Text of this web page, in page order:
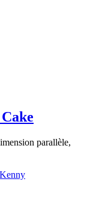
parallèle,